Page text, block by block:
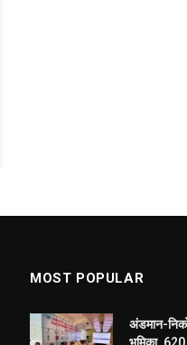
MOST POPULAR
अंडमान-
भूमिका,